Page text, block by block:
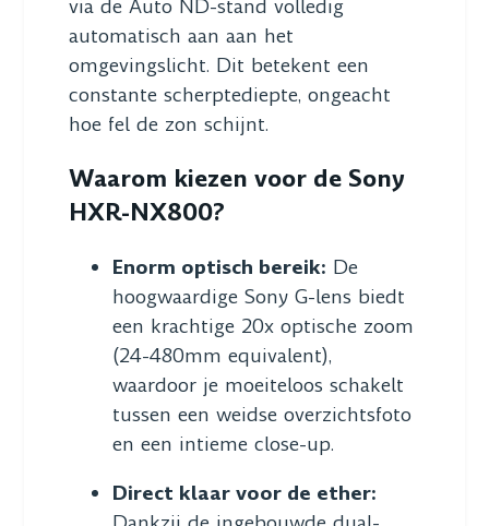
via de Auto ND-stand volledig
automatisch aan aan het
omgevingslicht. Dit betekent een
constante scherptediepte, ongeacht
hoe fel de zon schijnt.
Waarom kiezen voor de Sony
HXR-NX800?
Enorm optisch bereik: De
hoogwaardige Sony G-lens biedt
een krachtige 20x optische zoom
(24-480mm equivalent),
waardoor je moeiteloos schakelt
tussen een weidse overzichtsfoto
en een intieme close-up.
Direct klaar voor de ether: